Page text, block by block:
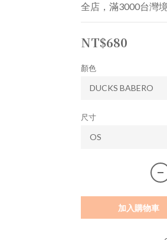
全店，滿3000台灣
NT$680
顏色
尺寸
加入購物車